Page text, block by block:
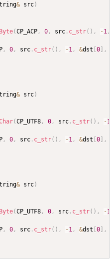
& src)
(CP_ACP , 0 , src . c_str( ) , -1 ,
, 0 , src . c_str( ) , -1 , &dst 0 ,
& src)
(CP_UTF8 , 0 , src . c_str( ) , -1
, 0 , src . c_str( ) , -1 , &dst 0 ,
& src)
(CP_UTF8 , 0 , src . c_str( ) , -1
, 0 , src . c_str( ) , -1 , &dst 0 ,